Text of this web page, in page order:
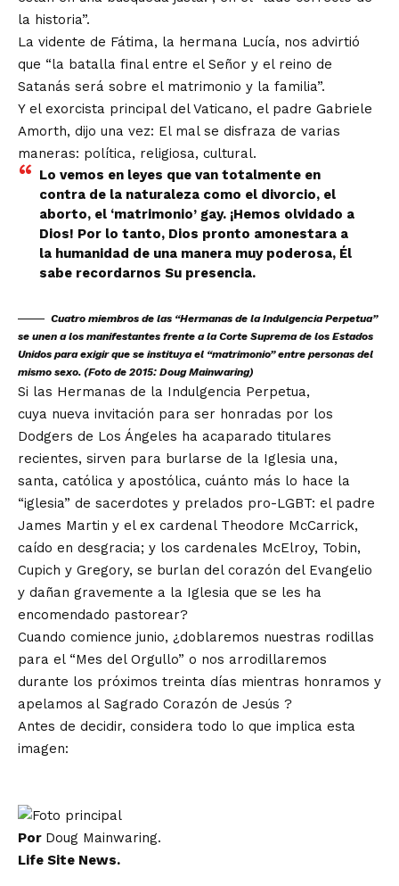
la historia”.
La vidente de Fátima, la hermana Lucía, nos advirtió
que “la batalla final entre el Señor y el reino de
Satanás será sobre el matrimonio y la familia”.
Y el exorcista principal del Vaticano, el padre Gabriele
Amorth, dijo una vez: El mal se disfraza de varias
maneras: política, religiosa, cultural.
Lo vemos en leyes que van totalmente en
contra de la naturaleza como el divorcio, el
aborto, el ‘matrimonio’ ​​gay. ¡Hemos olvidado a
Dios! Por lo tanto, Dios pronto amonestara a
la humanidad de una manera muy poderosa, Él
sabe recordarnos Su presencia.
Cuatro miembros de las “Hermanas de la Indulgencia Perpetua”
se unen a los manifestantes frente a la Corte Suprema de los Estados
Unidos para exigir que se instituya el “matrimonio” entre personas del
mismo sexo. (Foto de 2015: Doug Mainwaring)
Si las Hermanas de la Indulgencia Perpetua,
cuya nueva invitación para ser honradas por los
Dodgers de Los Ángeles ha acaparado titulares
recientes, sirven para burlarse de la Iglesia una,
santa, católica y apostólica, cuánto más lo hace la
“iglesia” de sacerdotes y prelados pro-LGBT: el padre
James Martin y el ex cardenal Theodore McCarrick,
caído en desgracia; y los cardenales McElroy, Tobin,
Cupich y Gregory, se burlan del corazón del Evangelio
y dañan gravemente a la Iglesia que se les ha
encomendado pastorear?
Cuando comience junio, ¿doblaremos nuestras rodillas
para el “Mes del Orgullo” o nos arrodillaremos
durante los próximos treinta días mientras honramos y
apelamos al Sagrado Corazón de Jesús ?
Antes de decidir, considera todo lo que implica esta
imagen:
Por Doug Mainwaring.
Life Site News.